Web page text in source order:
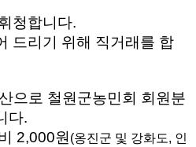
청합니다.
드리기 위해 직거래를 합
으로 철원군농민회 회원분
다.
2,000원 (옹진군 및 강화도, 인